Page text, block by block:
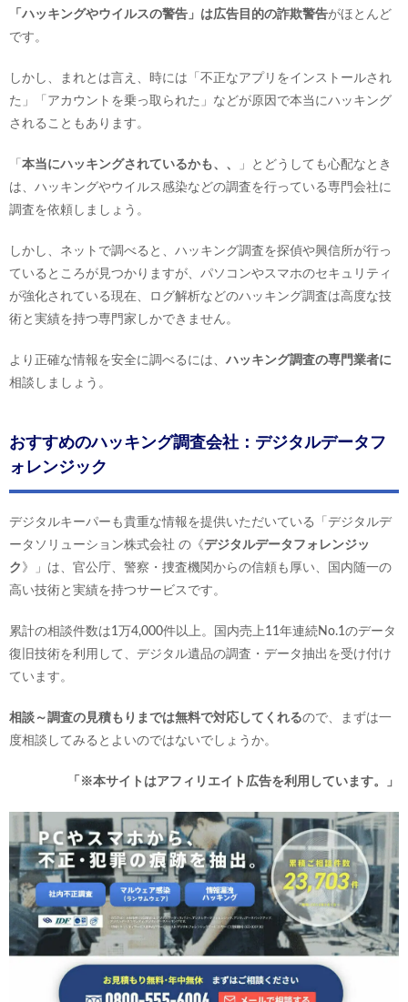
「ハッキングやウイルスの警告」は広告目的の詐欺警告がほとんど
です。
しかし、まれとは言え、時には「不正なアプリをインストールされ
た」「アカウントを乗っ取られた」などが原因で本当にハッキング
されることもあります。
「 本当にハッキングされているかも、、
」とどうしても心配なとき
は、ハッキングやウイルス感染などの調査を行っている専門会社に
調査を依頼しましょう。
しかし、ネットで調べると、ハッキング調査を探偵や興信所が行っ
ているところが見つかりますが、パソコンやスマホのセキュリティ
が強化されている現在、ログ解析などのハッキング調査は高度な技
術と実績を持つ専門家しかできません。
より正確な情報を安全に調べるには、 ハッキング調査の専門業者に
相談しましょう。
おすすめのハッキング調査会社：デジタルデータフ
ォレンジック
デジタルキーパーも貴重な情報を提供いただいている「デジタルデ
ータソリューション株式会社 の《デジタルデータフォレンジッ
ク 》」は、官公庁、警察・捜査機関からの信頼も厚い、国内随一の
高い技術と実績を持つサービスです。
累計の相談件数は1万4,000件以上。国内売上11年連続No.1のデータ
復旧技術を利用して、デジタル遺品の調査・データ抽出を受け付け
ています。
相談～調査の見積もりまでは無料で対応してくれるので、まずは一
度相談してみるとよいのではないでしょうか。
「※本サイトはアフィリエイト広告を利用しています。」